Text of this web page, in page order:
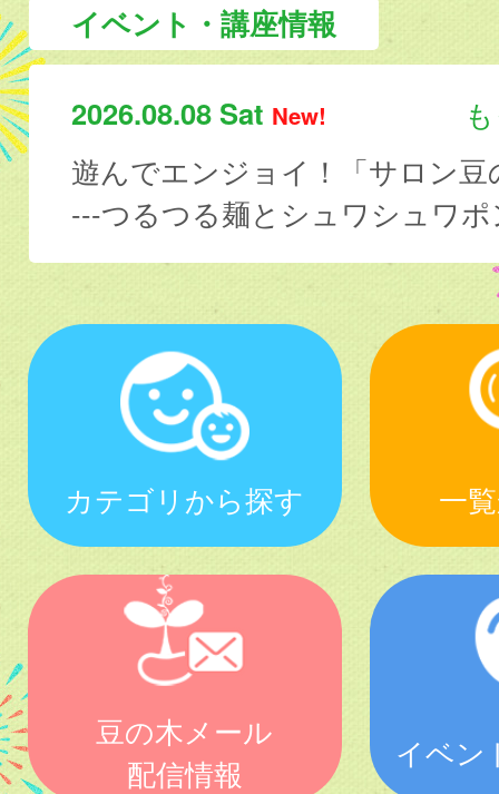
イベント・講座情報
2026.08.08 Sat New!
遊んでエンジョイ！「サロン豆
---つるつる麺とシュワシュワポンチで夏を味わおう
カテゴリから探す 一
豆の木メール
配信情報
イベン